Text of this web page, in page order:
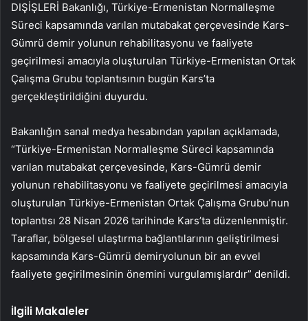
DIŞİŞLERİ Bakanlığı, Türkiye-Ermenistan Normalleşme
Süreci kapsamında varılan mutabakat çerçevesinde Kars-
Gümrü demir yolunun rehabilitasyonu ve faaliyete
geçirilmesi amacıyla oluşturulan Türkiye-Ermenistan Ortak
Çalışma Grubu toplantısının bugün Kars’ta
gerçekleştirildiğini duyurdu.
Bakanlığın sanal medya hesabından yapılan açıklamada,
“Türkiye-Ermenistan Normalleşme Süreci kapsamında
varılan mutabakat çerçevesinde, Kars-Gümrü demir
yolunun rehabilitasyonu ve faaliyete geçirilmesi amacıyla
oluşturulan Türkiye-Ermenistan Ortak Çalışma Grubu’nun
toplantısı 28 Nisan 2026 tarihinde Kars’ta düzenlenmiştir.
Taraflar, bölgesel ulaştırma bağlantılarının geliştirilmesi
kapsamında Kars-Gümrü demiryolunun bir an evvel
faaliyete geçirilmesinin önemini vurgulamışlardır” denildi.
İlgili Makaleler